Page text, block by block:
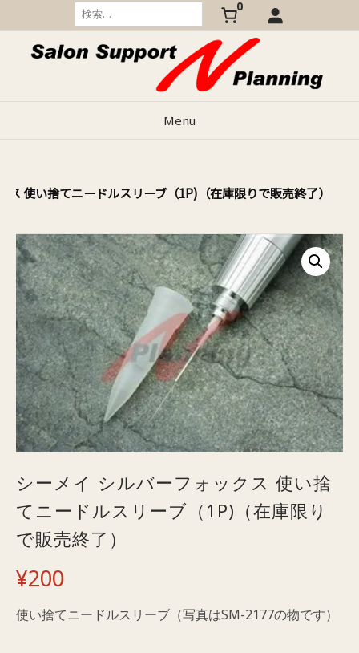
to
content
検
索:
0
Menu
ス 使い捨てニードルスリーブ（1P)（在庫限りで販売終了）
シーメイ シルバーフォックス 使い捨
てニードルスリーブ（1P)（在庫限り
で販売終了）
¥200
使い捨てニードルスリーブ（写真はSM-2177の物です）